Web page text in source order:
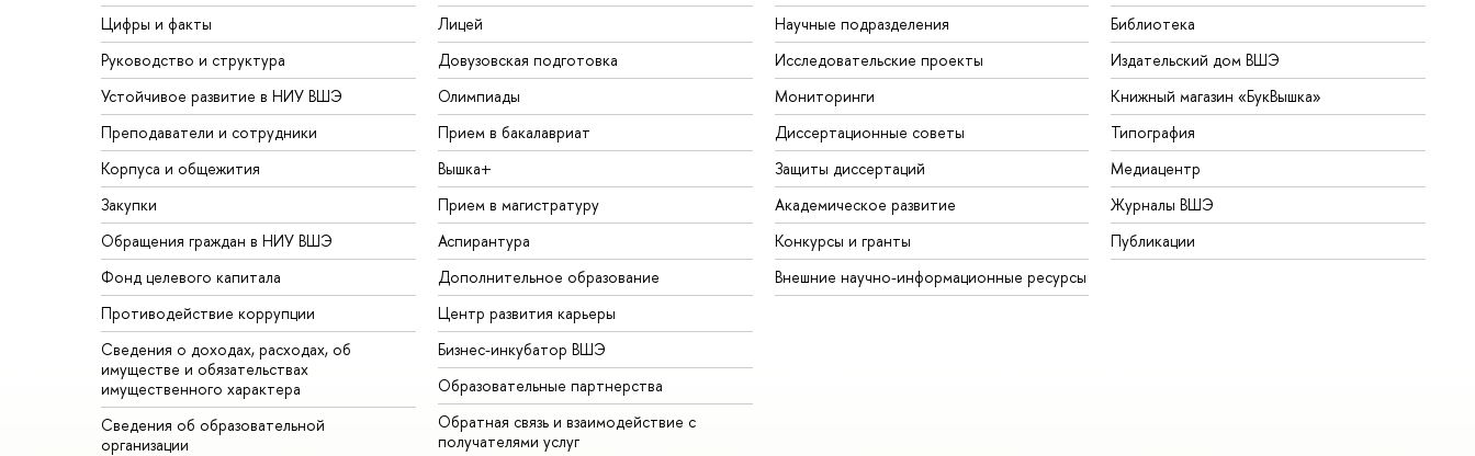
Цифры и факты
Руководство и структура
Устойчивое развитие в НИУ ВШЭ
Преподаватели и сотрудники
Корпуса и общежития
Закупки
Обращения граждан в НИУ ВШЭ
Фонд целевого капитала
Противодействие коррупции
Сведения о доходах, расходах, об
имуществе и обязательствах
имущественного характера
Сведения об образовательной
организации
Лицей
Довузовская подготовка
Олимпиады
Прием в бакалавриат
Вышка+
Прием в магистратуру
Аспирантура
Дополнительное образование
Центр развития карьеры
Бизнес-инкубатор ВШЭ
Образовательные партнерства
Обратная связь и взаимодействие с
получателями услуг
Научные подразделения
Исследовательские проекты
Мониторинги
Диссертационные советы
Защиты диссертаций
Академическое развитие
Конкурсы и гранты
Внешние научно-информационные ресурсы
Библиотека
Издательский дом ВШЭ
Книжный магазин «БукВышка»
Типография
Медиацентр
Журналы ВШЭ
Публикации